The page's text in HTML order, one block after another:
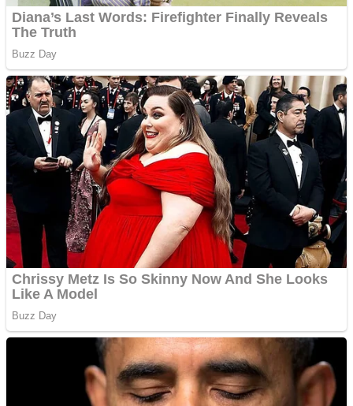
Creez aplicatie
ANDROID pentru siteul
tau
Anuntul tau apare in mai
multe ziare online
Apartamente 2 camere
Aplică acum pentru toate
tipurile de împrumuturi
și obține bani urgent!